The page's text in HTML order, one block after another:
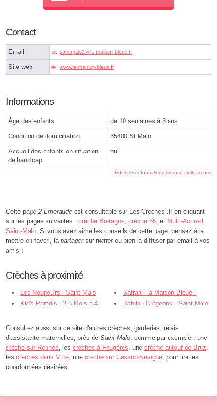
Contact
Email saintmalo2ⓐla-maison-bleue.fr
Site web www.la-maison-bleue.fr
Informations
Âge des enfants de 10 semaines à 3 ans
Condition de domiciliation 35400 St Malo
Accueil des enfants en situation
de handicap
oui
Éditer les informations de mon multi-accueil
Cette page 2 Emeraude est consultable sur Les Creches .fr en cliquant
sur les pages suivantes : crèche Bretagne crèche 35 , et Multi-Accueil
Saint-Malo . Si vous avez aimé les conseils de cette page, pensez à la
mettre en favori, la partagersur twitterou bien la diffuser par email à vos
amis !
Crèches à proximité
Les Nounou'rs - Saint-Malo
Safran - la Maison Bleue -
Saint-Malo
Kid's Paradis - 2.5 Mois à 4
Babilou Brégeons - Saint-Malo
Consultez aussi sur ce site d'autres crèches, garderies, relais
d'assistante maternelles, près de Saint-Malo , comme par exemple : une
crèche sur Rennes , les crèches à Fougères , une crèche autour de Bruz
les crèches dans Vitré , une crèche sur Cesson-Sévigné , pour lire les
coordonnées désirées.